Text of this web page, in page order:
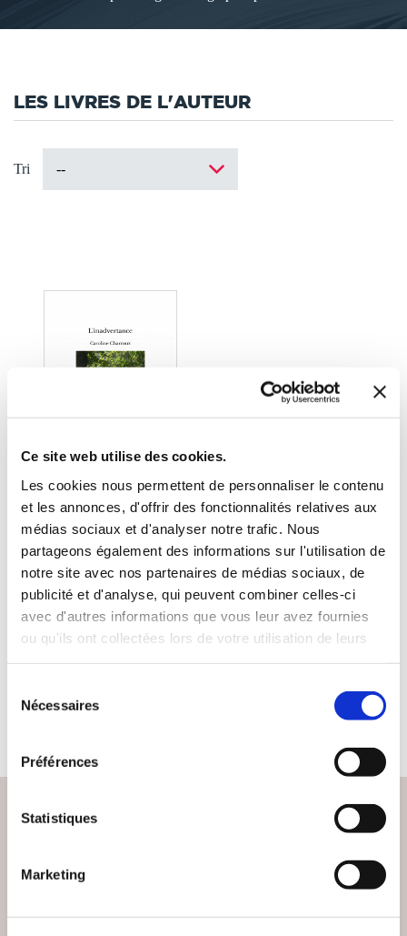
Ce site web utilise des cookies.
Les cookies nous permettent de personnaliser le contenu
et les annonces, d'offrir des fonctionnalités relatives aux
médias sociaux et d'analyser notre trafic. Nous
partageons également des informations sur l'utilisation de
notre site avec nos partenaires de médias sociaux, de
publicité et d'analyse, qui peuvent combiner celles-ci
avec d'autres informations que vous leur avez fournies
ou qu'ils ont collectées lors de votre utilisation de leurs
Nécessaires
Préférences
Statistiques
Marketing
LES LIVRES DE L'AUTEUR
Tri
(0 avis)
Caroline Charroux
L'INADVERTANCE